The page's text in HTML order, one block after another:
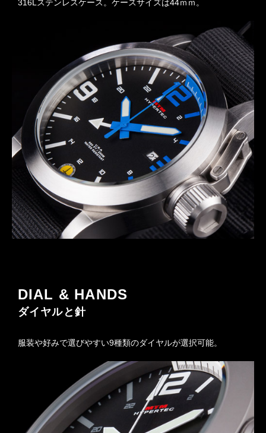
316Lステンレスケース。ケースサイズは44ｍｍ。
DIAL & HANDS
ダイヤルと針
服装や好みで選びやすい9種類のダイヤルが選択可能。